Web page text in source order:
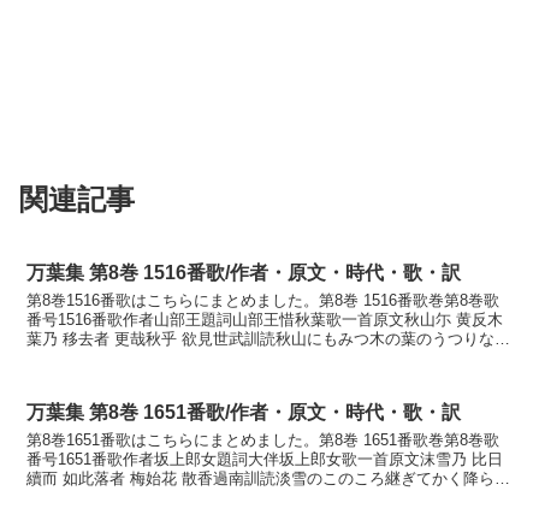
関連記事
万葉集 第8巻 1516番歌/作者・原文・時代・歌・訳
第8巻1516番歌はこちらにまとめました。第8巻 1516番歌巻第8巻歌
番号1516番歌作者山部王題詞山部王惜秋葉歌一首原文秋山尓 黄反木
葉乃 移去者 更哉秋乎 欲見世武訓読秋山にもみつ木の葉のうつりなば
万葉集 第8巻 1651番歌/作者・原文・時代・歌・訳
第8巻1651番歌はこちらにまとめました。第8巻 1651番歌巻第8巻歌
番号1651番歌作者坂上郎女題詞大伴坂上郎女歌一首原文沫雪乃 比日
續而 如此落者 梅始花 散香過南訓読淡雪のこのころ継ぎてかく降らば